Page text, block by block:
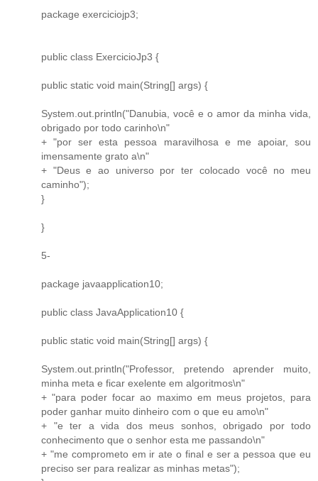
package exerciciojp3;
public class ExercicioJp3 {
public static void main(String[] args) {
System.out.println("Danubia, você e o amor da minha vida,
obrigado por todo carinho\n"
+ "por ser esta pessoa maravilhosa e me apoiar, sou
imensamente grato a\n"
+ "Deus e ao universo por ter colocado você no meu
caminho");
}
}
5-
package javaapplication10;
public class JavaApplication10 {
public static void main(String[] args) {
System.out.println("Professor, pretendo aprender muito,
minha meta e ficar exelente em algoritmos\n"
+ "para poder focar ao maximo em meus projetos, para
poder ganhar muito dinheiro com o que eu amo\n"
+ "e ter a vida dos meus sonhos, obrigado por todo
conhecimento que o senhor esta me passando\n"
+ "me comprometo em ir ate o final e ser a pessoa que eu
preciso ser para realizar as minhas metas");